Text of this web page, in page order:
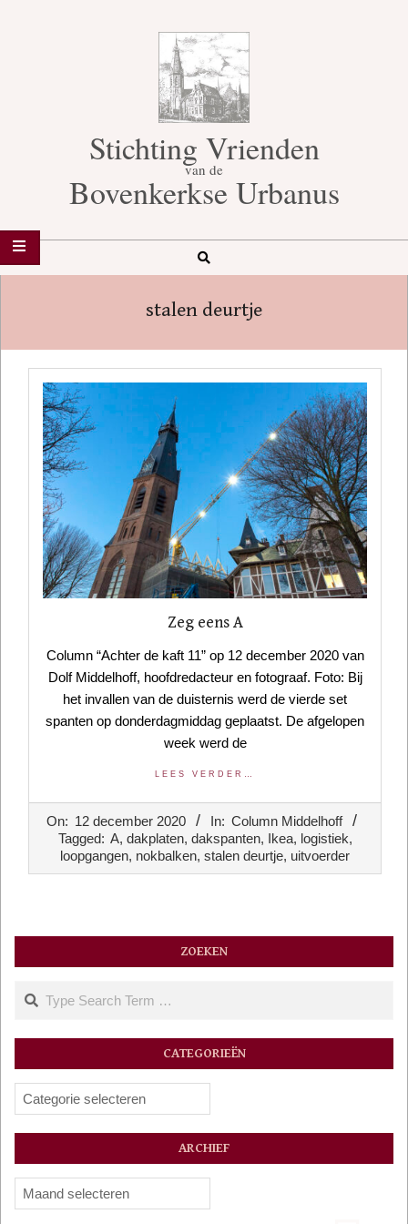
Stichting Vrienden
van de
Bovenkerkse Urbanus
Search
stalen deurtje
Zeg eens A
Column “Achter de kaft 11” op 12 december 2020 van
Dolf Middelhoff, hoofdredacteur en fotograaf. Foto: Bij
het invallen van de duisternis werd de vierde set
spanten op donderdagmiddag geplaatst. De afgelopen
week werd de
LEES VERDER…
On: 12 december 2020 In: Column Middelhoff
Tagged: A, dakplaten, dakspanten, Ikea, logistiek,
loopgangen, nokbalken, stalen deurtje, uitvoerder
ZOEKEN
Search
CATEGORIEËN
Categorieën
ARCHIEF
Archief